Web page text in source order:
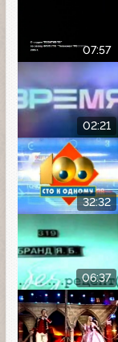
07:57
02:21
32:32
06:37